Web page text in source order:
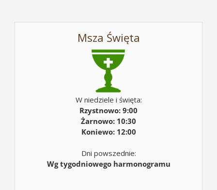
Msza Święta
W niedziele i święta:
Rzystnowo: 9:00
Żarnowo: 10:30
Koniewo: 12:00
Dni powszednie:
Wg tygodniowego harmonogramu